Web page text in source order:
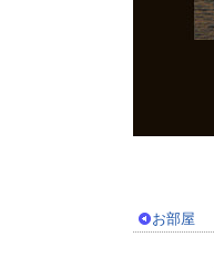
お部屋